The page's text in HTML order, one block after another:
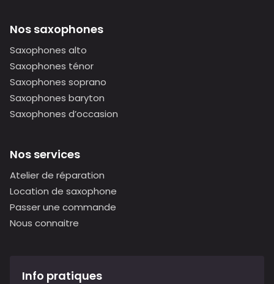
Nos saxophones
Saxophones alto
Saxophones ténor
Saxophones soprano
Saxophones baryton
Saxophones d’occasion
Nos services
Atelier de réparation
Location de saxophone
Passer une commande
Nous connaitre
Info pratiques